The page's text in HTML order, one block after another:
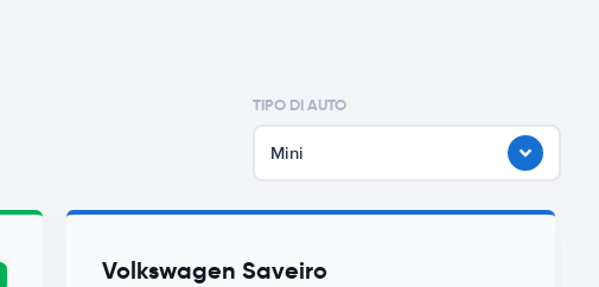
TIPO DI AUTO
Mini
Volkswagen Saveiro